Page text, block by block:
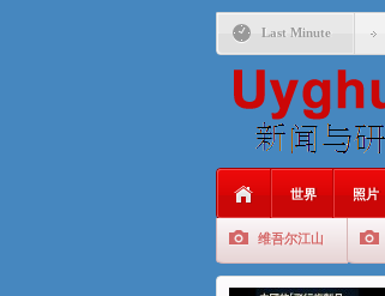
Last Minute
世界 照片
维吾尔江山